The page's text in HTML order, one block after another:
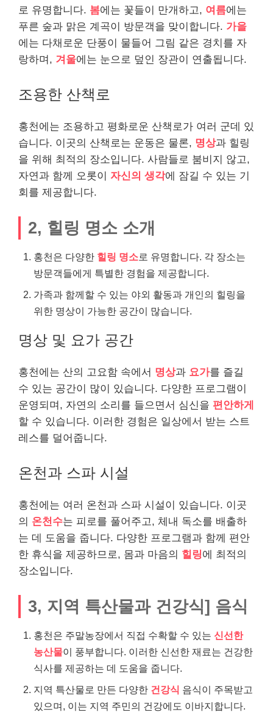
로 유명합니다. 봄에는 꽃들이 만개하고, 여름에는
푸른 숲과 맑은 계곡이 방문객을 맞이합니다. 가을
에는 다채로운 단풍이 물들어 그림 같은 경치를 자
랑하며, 겨울에는 눈으로 덮인 장관이 연출됩니다.
조용한 산책로
홍천에는 조용하고 평화로운 산책로가 여러 군데 있
습니다. 이곳의 산책로는 운동은 물론, 명상과 힐링
을 위해 최적의 장소입니다. 사람들로 붐비지 않고,
자연과 함께 오롯이 자신의 생각에 잠길 수 있는 기
회를 제공합니다.
2, 힐링 명소 소개
홍천은 다양한 힐링 명소로 유명합니다. 각 장소는
방문객들에게 특별한 경험을 제공합니다.
가족과 함께할 수 있는 야외 활동과 개인의 힐링을
위한 명상이 가능한 공간이 많습니다.
명상 및 요가 공간
홍천에는 산의 고요함 속에서 명상과 요가를 즐길
수 있는 공간이 많이 있습니다. 다양한 프로그램이
운영되며, 자연의 소리를 들으면서 심신을 편안하게
할 수 있습니다. 이러한 경험은 일상에서 받는 스트
레스를 덜어줍니다.
온천과 스파 시설
홍천에는 여러 온천과 스파 시설이 있습니다. 이곳
의 온천수는 피로를 풀어주고, 체내 독소를 배출하
는 데 도움을 줍니다. 다양한 프로그램과 함께 편안
한 휴식을 제공하므로, 몸과 마음의 힐링에 최적의
장소입니다.
3, 지역 특산물과 건강식] 음식
홍천은 주말농장에서 직접 수확할 수 있는 신선한
농산물이 풍부합니다. 이러한 신선한 재료는 건강한
식사를 제공하는 데 도움을 줍니다.
지역 특산물로 만든 다양한 건강식 음식이 주목받고
있으며, 이는 지역 주민의 건강에도 이바지합니다.